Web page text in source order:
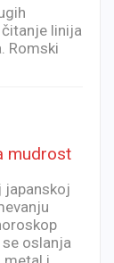
linija
Romski
mudrost
japanskoj
oslanja